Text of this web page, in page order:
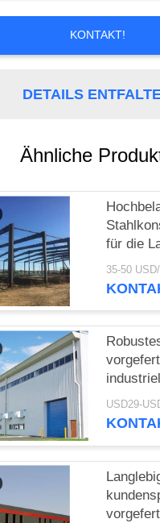
KONTAKT!
DETAILS
Ähnliche
für die
für die